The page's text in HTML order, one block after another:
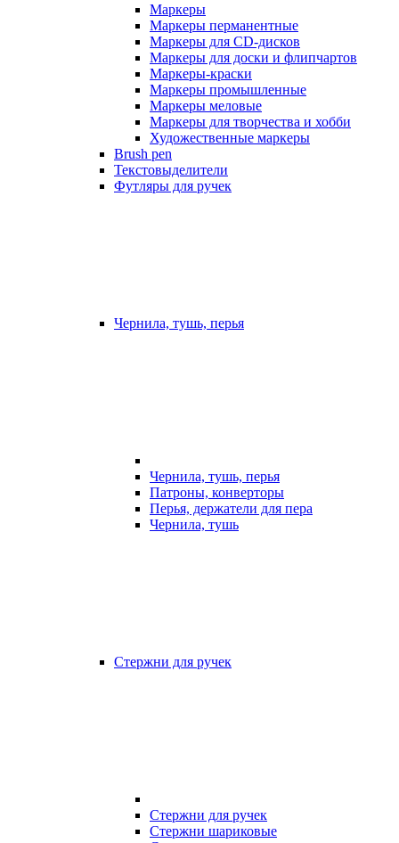
Маркеры
Маркеры перманентные
Маркеры для CD-дисков
Маркеры для доски и флипчартов
Маркеры-краски
Маркеры промышленные
Маркеры меловые
Маркеры для творчества и хобби
Художественные маркеры
Brush pen
Текстовыделители
Футляры для ручек
Чернила, тушь, перья
Чернила, тушь, перья
Патроны, конверторы
Перья, держатели для пера
Чернила, тушь
Стержни для ручек
Стержни для ручек
Стержни шариковые